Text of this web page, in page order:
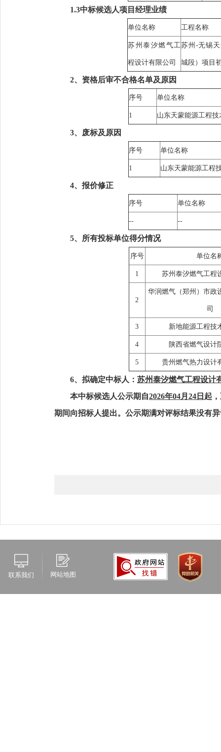
1.3中标候选人项目经理业绩
单位名称 工程名称
苏州泰汐燃气工
程设计有限公司
苏州-无锡
城段）项目
2、资格后审不合格名单及原因
序号 单位名称
1 山东天蒙能源工程
3、废标及原因
序号 单位名称
1 山东天蒙能源工程
4、报价修正
序号 单位名称
-- --
5、所有投标单位得分情况
序号 单位名
1 苏州泰汐燃气工程
2
华润燃气（郑州）市政
司
3 新地能源工程技
4 陕西省燃气设计
5 贵州燃气热力设计
6、拟确定中标人：苏州泰汐燃气工程设计
本中标候选人公示期自2026年04月24日 起
期间向招标人提出。公示期满对评标结果没有
联系我们 网站地图